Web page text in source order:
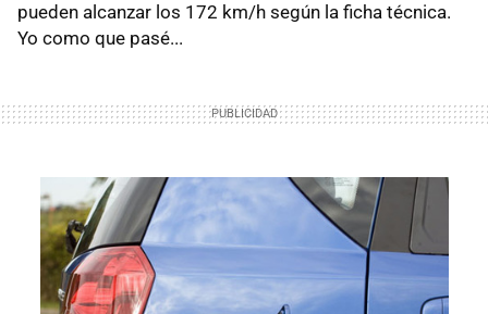
pueden alcanzar los 172 km/h según la ficha técnica.
Yo como que pasé...